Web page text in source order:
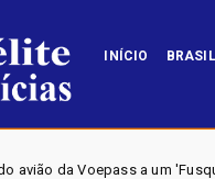
INÍCIO BRASIL
'Fusquinha' e admitindo